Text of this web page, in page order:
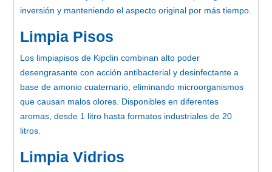
inversión y manteniendo el aspecto original por más tiempo.
Limpia Pisos
Los limpiapisos de Kipclin combinan alto poder
desengrasante con acción antibacterial y desinfectante a
base de amonio cuaternario, eliminando microorganismos
que causan malos olores. Disponibles en diferentes
aromas, desde 1 litro hasta formatos industriales de 20
litros.
Limpia Vidrios